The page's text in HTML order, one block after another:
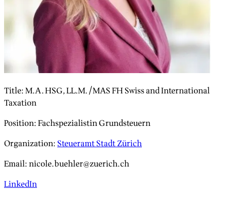
Title:M.A. HSG, LL.M./MAS FH Swiss and International
Taxation
Position:Fachspezialistin Grundsteuern
Organization:Steueramt Stadt Zürich
Email:nicole.buehler@zuerich.ch
LinkedIn